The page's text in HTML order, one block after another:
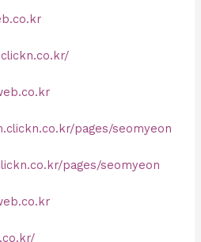
pages/seomyeon
pages/seomyeon